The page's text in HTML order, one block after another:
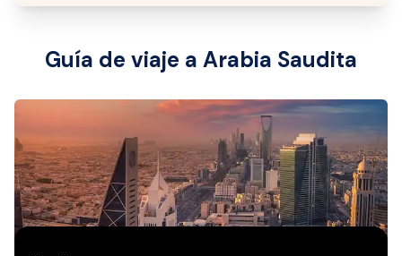
Guía de viaje a Arabia Saudita